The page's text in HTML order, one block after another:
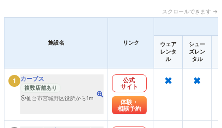
スクロールできます →
施設名 リンク
ウェア
レンタ
ル
シュー
ズレン
タル
1 カーブス
複数店舗あり
仙台市宮城野区役所から1m
公式
サイト
体験・
相談予約
× ×